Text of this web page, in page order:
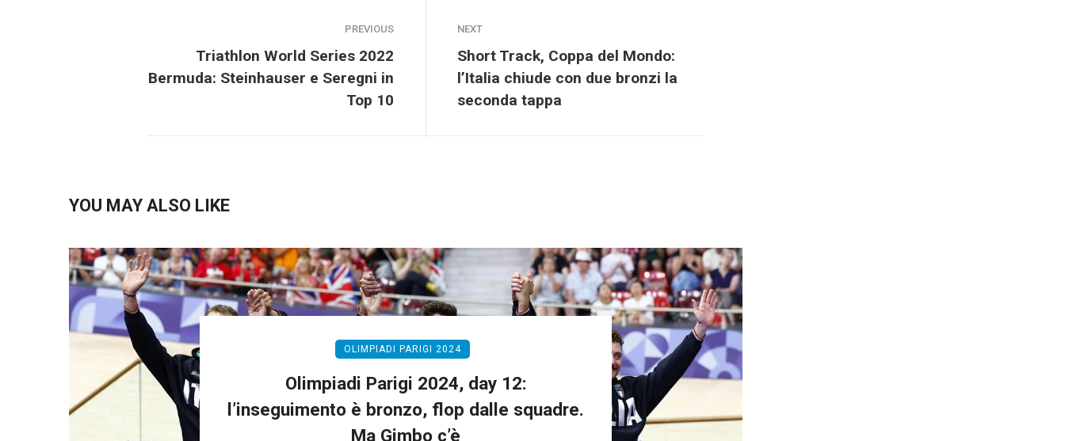
PREVIOUS
Triathlon World Series 2022
Bermuda: Steinhauser e Seregni in
Top 10
NEXT
Short Track, Coppa del Mondo:
l’Italia chiude con due bronzi la
seconda tappa
YOU MAY ALSO LIKE
OLIMPIADI PARIGI 2024
Olimpiadi Parigi 2024, day 12:
l’inseguimento è bronzo, flop dalle squadre.
Ma Gimbo c’è